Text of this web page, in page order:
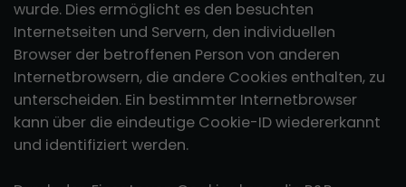
wurde. Dies ermöglicht es den besuchten
Internetseiten und Servern, den individuellen
Browser der betroffenen Person von anderen
Internetbrowsern, die andere Cookies enthalten, zu
unterscheiden. Ein bestimmter Internetbrowser
kann über die eindeutige Cookie-ID wiedererkannt
und identifiziert werden.